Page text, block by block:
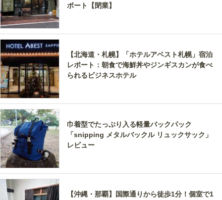
ポート【閉業】
【北海道・札幌】「ホテルアベスト札幌」宿泊
レポート：朝食で海鮮丼やジンギスカンが食べ
られるビジネスホテル
巾着型でたっぷり入る軽量バックパック
「snipping メタルバックル リュックサック」
レビュー
【沖縄・那覇】国際通りから徒歩1分！個室で1